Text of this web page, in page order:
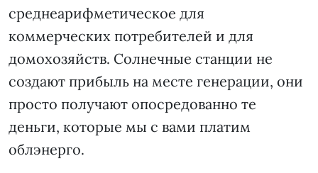
среднеарифметическое для
коммерческих потребителей и для
домохозяйств. Солнечные станции не
создают прибыль на месте генерации, они
просто получают опосредованно те
деньги, которые мы с вами платим
облэнерго.